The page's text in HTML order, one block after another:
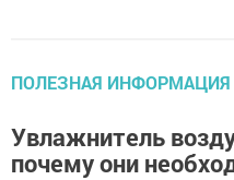
ПОЛЕЗНАЯ ИНФОРМАЦИЯ
Увлажнитель
почему они